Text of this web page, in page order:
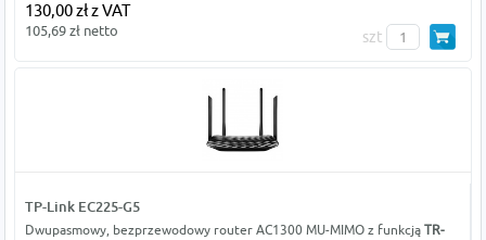
130,00 zł z VAT
105,69 zł netto szt
TP-Link EC225-G5
Dwupasmowy, bezprzewodowy router AC1300 MU-MIMO z funkcją TR-